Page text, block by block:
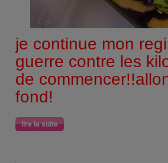
je continue mon
guerre contre les
de
fond!
lire la suite